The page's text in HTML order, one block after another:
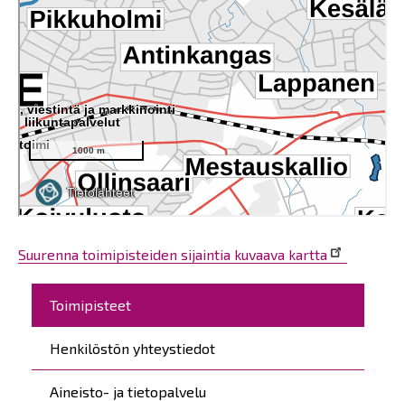
Päävalikko
Toimipisteet
Henkilöstön yhteystiedot
Aineisto- ja tietopalvelu
Suurenna toimipisteiden sijaintia kuvaava kartta